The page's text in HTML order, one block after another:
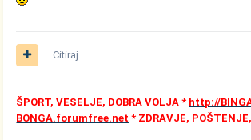
Citiraj
ŠPORT, VESELJE, DOBRA VOLJA * http://
BONGA.forumfree.net * ZDRAVJE,